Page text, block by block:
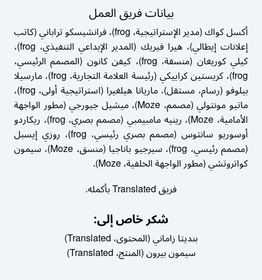
بيانات فريق العمل
أكسل كواك (مدير الإستراتيجية، frog)، فرانشيسكو تراباني (كاتب
إعلانات إيطالي)، هيرا فيريك (المدير الإبداعي التنفيذي، frog)،
كيلي كوريغان (منسقة، frog)، كيفن كانون (المصمم الرئيسي،
frog)، كريستين كراييكي (رئيسة العلامة التجارية، frog)، مارسيلا
بيلوفو (رسام، مستقل)، ماريانا هيلغيرا (استراتيجية أولى، frog)،
ماتيو مونتولي (مصمم، Moze)، ميشيل جيورجي (مطور الواجهة
الأمامية، Moze)، رينيه مامبيمبي (مصمم بصري، frog)، ريكاردو
أوسوريو سانتوس (مصمم بصري رئيسي، frog)، روزي إيسبل
(مصمم رئيسي، frog)، سيرجيو باناجيا (منسق، Moze)، سيمون
كواتروتشي (مطور الواجهة الخلفية، Moze).
فريق Translated بأكمله.
شكر خاص إلى:
بنديتا زاماني (المحتوى، Translated)
سيمون بيرون (المنتج، Translated)